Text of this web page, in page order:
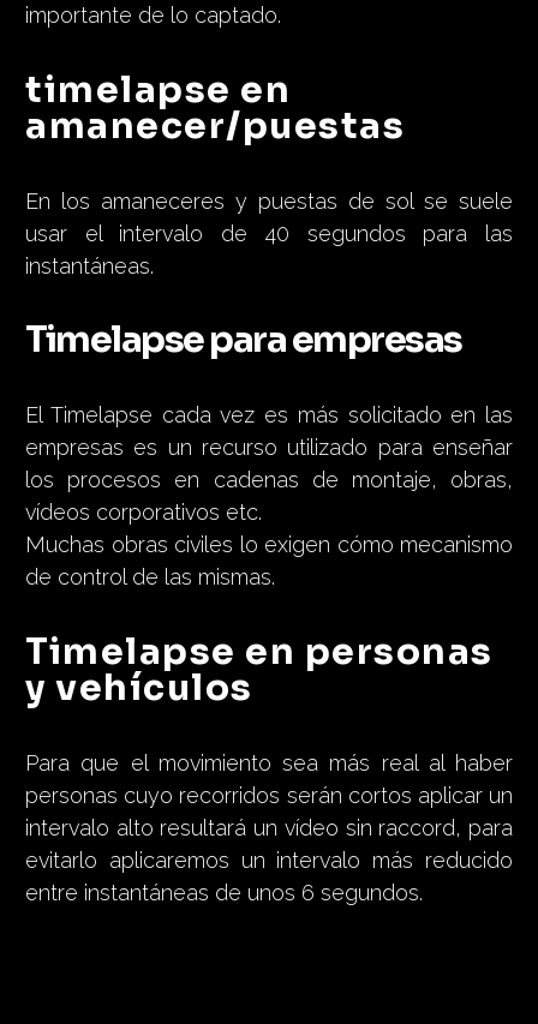
importante de lo captado.
timelapse en
amanecer/puestas
En los amaneceres y puestas de sol se suele
usar el intervalo de 40 segundos para las
instantáneas.
Timelapse para empresas
El Timelapse cada vez es más solicitado en las
empresas es un recurso utilizado para enseñar
los procesos en cadenas de montaje, obras,
vídeos corporativos etc.
Muchas obras civiles lo exigen cómo mecanismo
de control de las mismas.
Timelapse en personas
y vehículos
Para que el movimiento sea más real al haber
personas cuyo recorridos serán cortos aplicar un
intervalo alto resultará un vídeo sin raccord, para
evitarlo aplicaremos un intervalo más reducido
entre instantáneas de unos 6 segundos.